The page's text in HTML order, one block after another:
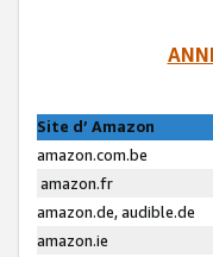
Site d’ Amazon
amazon.com.be
amazon.fr
amazon.de, audible.de
amazon.ie